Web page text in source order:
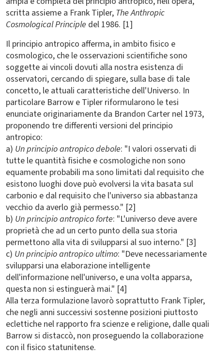
scritta assieme a Frank Tipler, The Anthropic
Cosmological Principle del 1986. [1]
Il principio antropico afferma, in ambito fisico e
cosmologico, che le osservazioni scientifiche sono
soggette ai vincoli dovuti alla nostra esistenza di
osservatori, cercando di spiegare, sulla base di tale
concetto, le attuali caratteristiche dell'Universo. In
particolare Barrow e Tipler riformularono le tesi
enunciate originariamente da Brandon Carter nel 1973,
proponendo tre differenti versioni del principio
antropico:
a) Un principio antropico debole: "I valori osservati di
tutte le quantità fisiche e cosmologiche non sono
equamente probabili ma sono limitati dal requisito che
esistono luoghi dove può evolversi la vita basata sul
carbonio e dal requisito che l'universo sia abbastanza
vecchio da averlo già permesso." [2]
b) Un principio antropico forte: "L'universo deve avere
proprietà che ad un certo punto della sua storia
permettono alla vita di svilupparsi al suo interno." [3]
c) Un principio antropico ultimo: "Deve necessariamente
svilupparsi una elaborazione intelligente
dell'informazione nell'universo, e una volta apparsa,
questa non si estinguerà mai." [4]
Alla terza formulazione lavorò soprattutto Frank Tipler,
che negli anni successivi sostenne posizioni piuttosto
eclettiche nel rapporto fra scienze e religione, dalle quali
Barrow si distaccò, non proseguendo la collaborazione
con il fisico statunitense.